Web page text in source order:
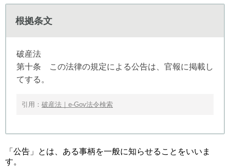
根拠条文
破産法
第十条 この法律の規定による公告は、官報に掲載し
てする。
引用： 破産法｜e-Gov法令検索
「公告」とは、ある事柄を一般に知らせることをいいま
す。